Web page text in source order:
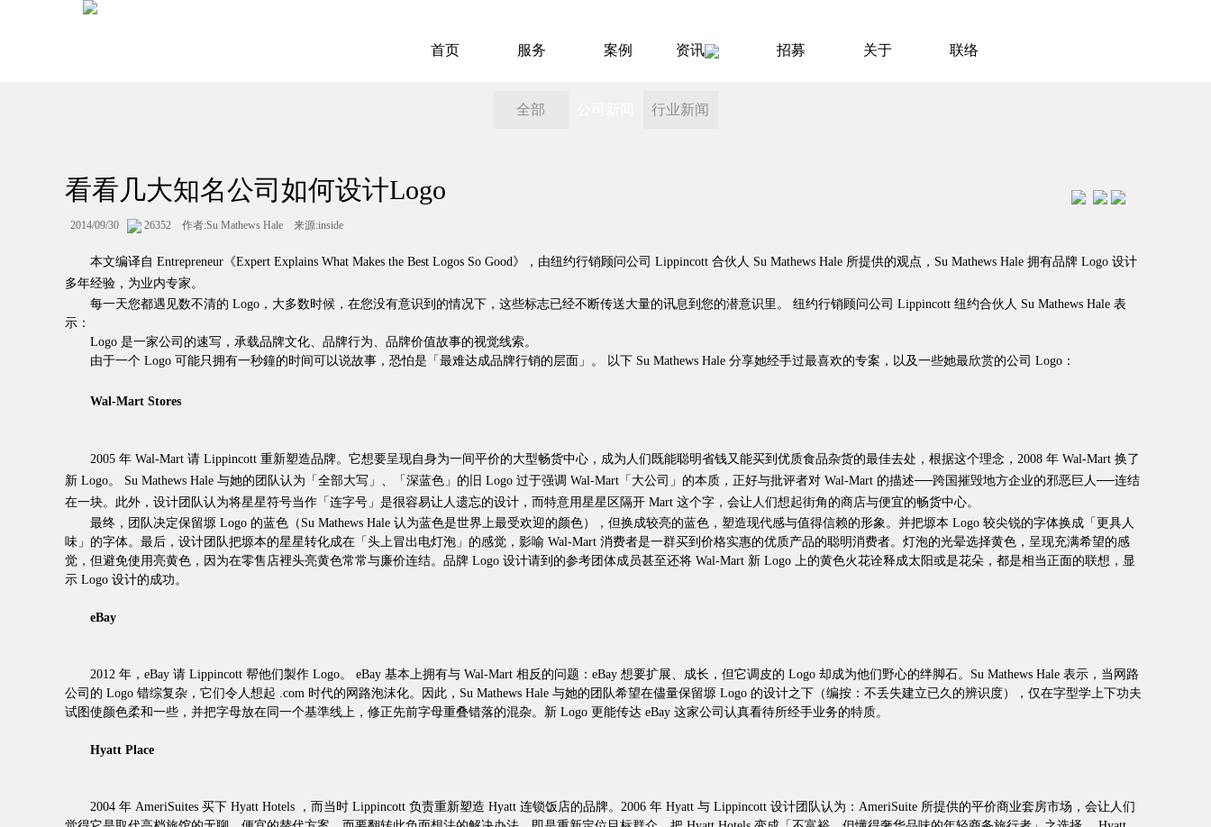
首页 服务 案例 资讯 招募 关于 联络
全部 行业新闻
看看几大知名公司如何设计Logo
2014/09/30 26352 作者:Su Mathews Hale 来源:inside
本文编译自 Entrepreneur《Expert Explains What Makes the Best Logos So Good》，由纽约行销顾问公司 Lippincott 合伙人 Su Mathews Hale 所提供的观点，Su Mathews Hale 拥有品牌 Logo 设计
多年经验，为业内专家。
每一天您都遇见数不清的 Logo，大多数时候，在您没有意识到的情况下，这些标志已经不断传送大量的讯息到您的潜意识里。 纽约行销顾问公司 Lippincott 纽约合伙人 Su Mathews Hale 表
示：
Logo 是一家公司的速写，承载品牌文化、品牌行为、品牌价值故事的视觉线索。
由于一个 Logo 可能只拥有一秒鐘的时间可以说故事，恐怕是「最难达成品牌行销的层面」。 以下 Su Mathews Hale 分享她经手过最喜欢的专案，以及一些她最欣赏的公司 Logo：
Wal-Mart Stores
2005 年 Wal-Mart 请 Lippincott 重新塑造品牌。它想要呈现自身为一间平价的大型畅货中心，成为人们既能聪明省钱又能买到优质食品杂货的最佳去处，根据这个理念，2008 年 Wal-Mart 换了
新 Logo。 Su Mathews Hale 与她的团队认为「全部大写」、「深蓝色」的旧 Logo 过于强调 Wal-Mart「大公司」的本质，正好与批评者对 Wal-Mart 的描述──跨国摧毁地方企业的邪恶巨人──连结
在一块。此外，设计团队认为将星星符号当作「连字号」是很容易让人遗忘的设计，而特意用星星区隔开 Mart 这个字，会让人们想起街角的商店与便宜的畅货中心。
最终，团队决定保留塬 Logo 的蓝色（Su Mathews Hale 认为蓝色是世界上最受欢迎的颜色），但换成较亮的蓝色，塑造现代感与值得信赖的形象。并把塬本 Logo 较尖锐的字体换成「更具人
味」的字体。最后，设计团队把塬本的星星转化成在「头上冒出电灯泡」的感觉，影喻 Wal-Mart 消费者是一群买到价格实惠的优质产品的聪明消费者。灯泡的光晕选择黄色，呈现充满希望的感
觉，但避免使用亮黄色，因为在零售店裡头亮黄色常常与廉价连结。品牌 Logo 设计请到的参考团体成员甚至还将 Wal-Mart 新 Logo 上的黄色火花诠释成太阳或是花朵，都是相当正面的联想，显
示 Logo 设计的成功。
eBay
2012 年，eBay 请 Lippincott 帮他们製作 Logo。 eBay 基本上拥有与 Wal-Mart 相反的问题：eBay 想要扩展、成长，但它调皮的 Logo 却成为他们野心的绊脚石。Su Mathews Hale 表示，当网路
公司的 Logo 错综复杂，它们令人想起 .com 时代的网路泡沫化。因此，Su Mathews Hale 与她的团队希望在儘量保留塬 Logo 的设计之下（编按：不丢失建立已久的辨识度），仅在字型学上下功夫
试图使颜色柔和一些，并把字母放在同一个基準线上，修正先前字母重叠错落的混杂。新 Logo 更能传达 eBay 这家公司认真看待所经手业务的特质。
Hyatt Place
2004 年 AmeriSuites 买下 Hyatt Hotels ，而当时 Lippincott 负责重新塑造 Hyatt 连锁饭店的品牌。2006 年 Hyatt 与 Lippincott 设计团队认为：AmeriSuite 所提供的平价商业套房市场，会让人们